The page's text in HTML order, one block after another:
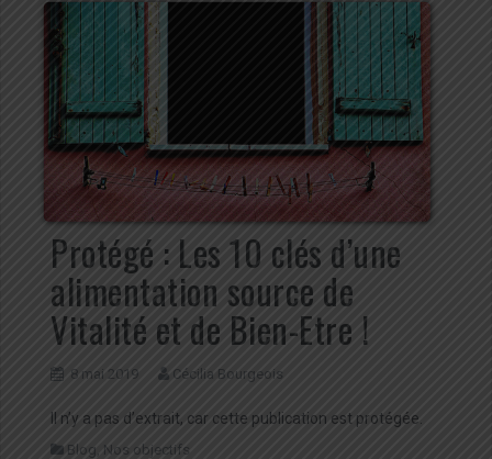
Protégé : Les 10 clés d’une
alimentation source de
Vitalité et de Bien-Etre !
8 mai 2019 Cécilia Bourgeois
Il n’y a pas d’extrait, car cette publication est protégée.
Blog Nos objectifs